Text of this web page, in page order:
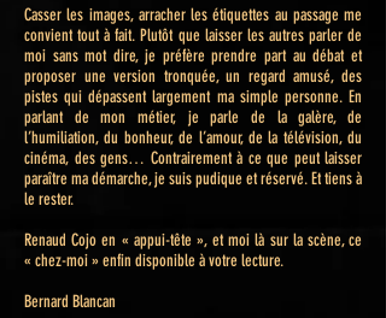
Casser les images, arracher les étiquettes au passage me
convient tout à fait. Plutôt que laisser les autres parler de
moi sans mot dire, je préfère prendre part au débat et
proposer une version tronquée, un regard amusé, des
pistes qui dépassent largement ma simple personne. En
parlant de mon métier, je parle de la galère, de
l’humiliation, du bonheur, de l’amour, de la télévision, du
cinéma, des gens… Contrairement à ce que peut laisser
paraître ma démarche, je suis pudique et réservé. Et tiens à
le rester.
Renaud Cojo en « appui-tête », et moi là sur la scène, ce
« chez-moi » enfin disponible à votre lecture.
Bernard Blancan